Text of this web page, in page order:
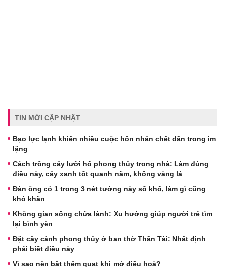
TIN MỚI CẬP NHẬT
Bạo lực lạnh khiến nhiều cuộc hôn nhân chết dần trong im
lặng
Cách trồng cây lưỡi hổ phong thủy trong nhà: Làm đúng
điều này, cây xanh tốt quanh năm, không vàng lá
Đàn ông có 1 trong 3 nét tướng này số khổ, làm gì cũng
khó khăn
Không gian sống chữa lành: Xu hướng giúp người trẻ tìm
lại bình yên
Đặt cây cảnh phong thủy ở ban thờ Thần Tài: Nhất định
phải biết điều này
Vì sao nên bật thêm quạt khi mở điều hoà?